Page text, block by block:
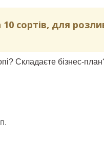
сортів, для
Складаєте бізнес-